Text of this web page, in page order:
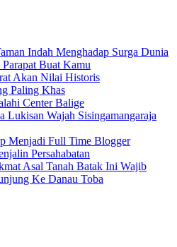
Indah Menghadap Surga Dunia
Buat Kamu
Akan Nilai Historis
Paling Khas
Center Balige
Lukisan Wajah Sisingamangaraja
Menjadi Full Time Blogger
Persahabatan
Asal Tanah Batak Ini Wajib
Ke Danau Toba